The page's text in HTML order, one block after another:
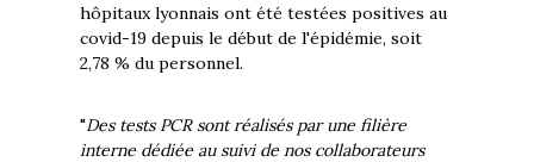
hôpitaux lyonnais ont été testées positives au
covid-19 depuis le début de l'épidémie, soit
2,78 % du personnel.
"Des tests PCR sont réalisés par une filière
interne dédiée au suivi de nos collaborateurs